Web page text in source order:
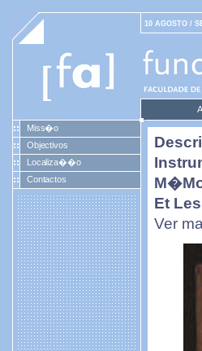
10 AGOSTO /
Miss�o
Objectivos
Localiza��o
Contactos
Et
Ver